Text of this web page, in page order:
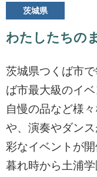
茨城県
わたしたちの
茨城県つくば市
ば市最大級のイ
自慢の品など様
や、演奏やダン
彩なイベントが
暮れ時から土浦